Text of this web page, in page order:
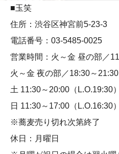
■玉笑
住所：渋谷区神宮前5-23-3
電話番号：03-5485-0025
営業時間：火～金 昼の部／
火～金 夜の部／18:30～21:30
土 11:30～20:00（L.O.19:30）
日 11:30～17:00（L.O.16:30）
※蕎麦売り切れ次第終了
休日：月曜日